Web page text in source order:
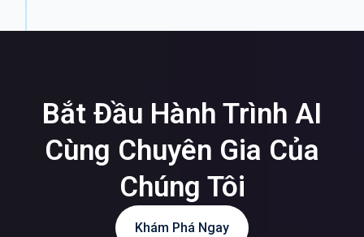
Bắt Đầu Hành Trình AI
Cùng Chuyên Gia Của
Chúng Tôi
Khám Phá Ngay